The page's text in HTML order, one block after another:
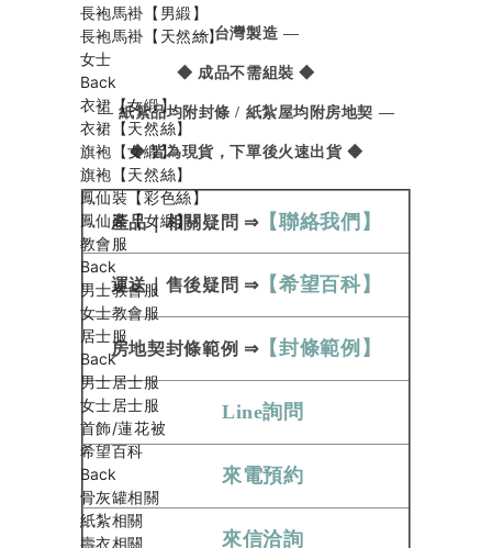
長袍馬褂【男緞】
長袍馬褂【天然絲】
女士
Back
衣裙【女緞】
衣裙【天然絲】
旗袍【女緞】
旗袍【天然絲】
鳳仙裝【彩色絲】
鳳仙裝【女緞】
教會服
Back
男士教會服
女士教會服
居士服
Back
男士居士服
女士居士服
首飾/蓮花被
希望百科
Back
骨灰罐相關
紙紮相關
壽衣相關
— 台灣製造 —
◆ 成品不需組裝 ◆
— 紙紮品均附封條 / 紙紮屋均附房地契 —
◆ 皆為現貨，下單後火速出貨 ◆
產品｜相關疑問 ⇒【聯絡我們】
運送｜ 售後疑問 ⇒【希望百科】
房地契封條範例​​​​​ ⇒【封條範例】
Line詢問
來電預約
來信洽詢